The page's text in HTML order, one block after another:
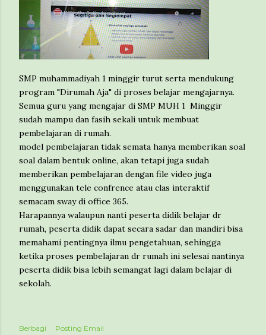
SMP muhammadiyah 1 minggir turut serta mendukung
program "Dirumah Aja" di proses belajar mengajarnya.
Semua guru yang mengajar di SMP MUH 1 Minggir
sudah mampu dan fasih sekali untuk membuat
pembelajaran di rumah.
model pembelajaran tidak semata hanya memberikan soal
soal dalam bentuk online, akan tetapi juga sudah
memberikan pembelajaran dengan file video juga
menggunakan tele confrence atau clas interaktif
semacam sway di office 365.
Harapannya walaupun nanti peserta didik belajar dr
rumah, peserta didik dapat secara sadar dan mandiri bisa
memahami pentingnya ilmu pengetahuan, sehingga
ketika proses pembelajaran dr rumah ini selesai nantinya
peserta didik bisa lebih semangat lagi dalam belajar di
sekolah.
Berbagi Posting Email